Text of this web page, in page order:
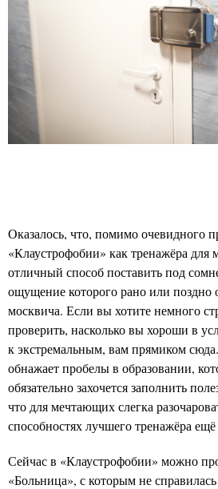
Оказалось, что, помимо очевидного
«Клаустрофобии» как тренажёра для
отличный способ поставить под
ощущение которого рано или поздно
москвича. Если вы хотите немного
проверить, насколько вы хороши в
к экстремальным, вам прямиком
обнажает пробелы в образовании,
обязательно захочется заполнить
что для мечтающих слегка
способностях лучшего тренажёра
Сейчас в «Клаустрофобии» можно
«Больница», с которым не